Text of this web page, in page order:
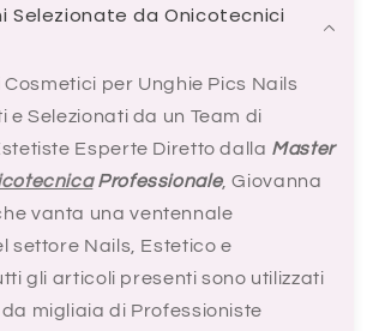
Selezionate da Onicotecnici
Cosmetici per Unghie Pics Nails
e Selezionati da un Team di
Esperte Diretto dalla Master
Professionale, Giovanna
vanta una ventennale
settore Nails, Estetico e
gli articoli presenti sono utilizzati
migliaia di Professioniste